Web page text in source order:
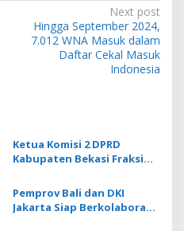
Next post
Hingga September 2024,
7.012 WNA Masuk dalam
Daftar Cekal Masuk
Indonesia
Ketua Komisi 2 DPRD
Kabupaten Bekasi Fraksi
Fokus Utama
Pembangunan
Pemprov Bali dan DKI
Jakarta Siap Berkolaborasi